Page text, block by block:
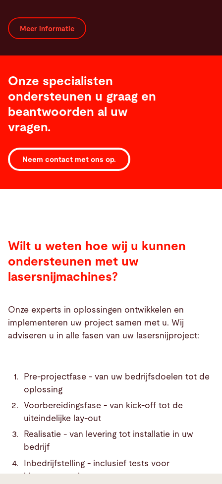
Meer informatie
Onze specialisten
ondersteunen u graag en
beantwoorden al uw
vragen.
Neem contact met ons op.
Wilt u weten hoe wij u kunnen
ondersteunen met uw
lasersnijmachines?
Onze experts in oplossingen ontwikkelen en
implementeren uw project samen met u. Wij
adviseren u in alle fasen van uw lasersnijproject:
Pre-projectfase - van uw bedrijfsdoelen tot de
oplossing
Voorbereidingsfase - van kick-off tot de
uiteindelijke lay-out
Realisatie - van levering tot installatie in uw
bedrijf
Inbedrijfstelling - inclusief tests voor
klantacceptatie